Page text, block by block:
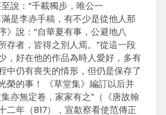
說：“千載獨步，唯公一
是李赤手稿，有不少是從他人那
》說：“自華夏有事，公避地八
存者，皆得之別人焉。”從這一段
，好在他的作品為時人愛好，多有
中仍有喪失的情形，但仍是保存了
榮的事！ 《草堂集》編訂以后并
亦無定卷，家家有之”（《唐故翰
二年（817），宣歙察看使范傳正